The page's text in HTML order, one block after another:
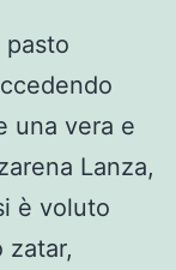
pasto
una vera e
Lanza,
è voluto
zatar,